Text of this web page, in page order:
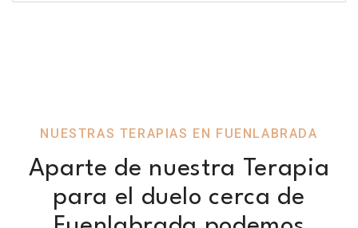
NUESTRAS TERAPIAS EN FUENLABRADA
Aparte de nuestra Terapia
para el duelo cerca de